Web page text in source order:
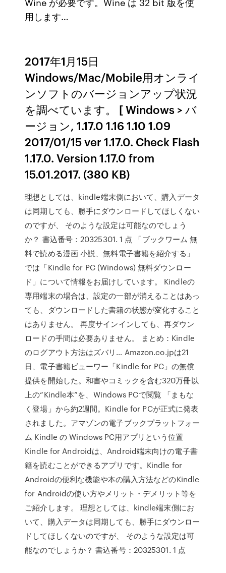
用します…
2017年1月15日
Windows/Mac/Mobile用オンライ
ンソフトのバージョンアップ状況
を調べています。 [ Windows > バ
ージョン, 1.17.0 1.16 1.10 1.09
2017/01/15 ver 1.17.0. Check Flash
1.17.0. Version 1.17.0 from
15.01.2017. (380 KB)
理想としては、kindle端末側において、購入データ
は同期しても、勝手にダウンロードしてほしくない
のですが、 そのような設定は可能なのでしょう
か？ 書込番号：20325301. 1 点 「ブックワーム 無
料で読める漫画 小説、無料電子書籍を紹介する」
では「Kindle for PC (Windows) 無料ダウンロー
ド」について情報をお届けしています。 Kindleの
専用端末の場合は、設定の一部が消えることはあっ
ても、ダウンロードした書籍の状態が変化すること
はありません。 再度サインインしても、再ダウン
ロードの手間は必要ありません。 まとめ：Kindle
のログアウト方法はズバリ… Amazon.co.jpは21
日、電子書籍ビューワー「Kindle for PC」の無償
提供を開始した。和書やコミックを含む320万冊以
上の“Kindle本”を、Windows PCで閲覧 「まもな
く登場」から約2週間。Kindle for PCが正式に発表
されました。アマゾンの電子ブックプラットフォー
ム Kindle の Windows PC用アプリという位置
Kindle for Androidは、Android端末向けの電子書
籍を読むことができるアプリです。Kindle for
Androidの便利な機能や本の購入方法などのKindle
for Androidの使い方やメリット・デメリット等を
ご紹介します。 理想としては、kindle端末側にお
いて、購入データは同期しても、勝手にダウンロー
ドしてほしくないのですが、 そのような設定は可
能なのでしょうか？ 書込番号：20325301. 1 点